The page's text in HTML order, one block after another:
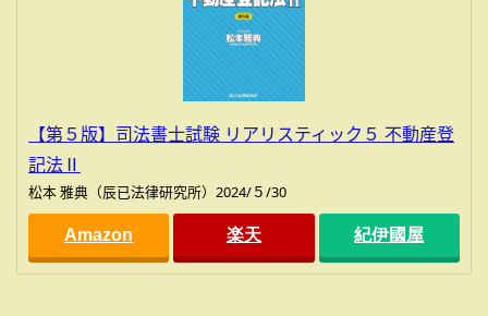
【第５版】司法書士試験 リアリスティック５ 不動産登
記法Ⅱ
松本 雅典（辰已法律研究所）2024/５/30
Amazon 楽天 紀伊國屋